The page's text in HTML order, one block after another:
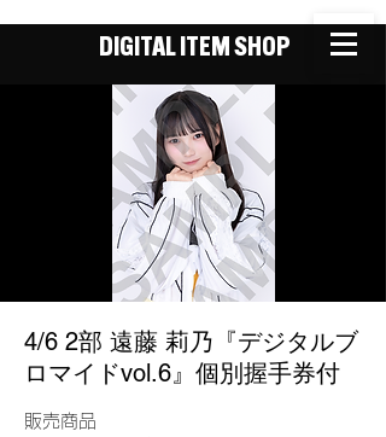
DIGITAL ITEM SHOP
4/6 2部 遠藤 莉乃『デジタルブ
ロマイドvol.6』個別握手券付
販売商品